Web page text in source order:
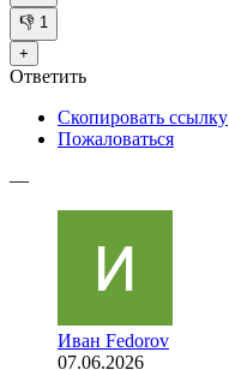
👎 1
+
Ответить
Скопировать ссылку
Пожаловаться
—
Иван Fedorov
07.06.2026